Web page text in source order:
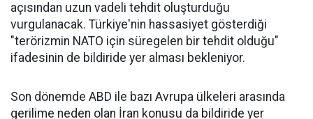
açısından uzun vadeli tehdit oluşturduğu
vurgulanacak. Türkiye'nin hassasiyet gösterdiği
"terörizmin NATO için süregelen bir tehdit olduğu"
ifadesinin de bildiride yer alması bekleniyor.
Son dönemde ABD ile bazı Avrupa ülkeleri arasında
gerilime neden olan İran konusu da bildiride yer